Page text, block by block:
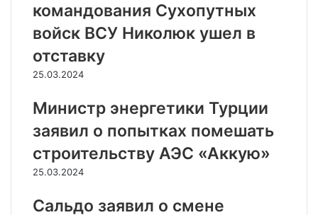
командования Сухопутных
войск ВСУ Николюк ушел в
отставку
25.03.2024
Министр энергетики Турции
заявил о попытках помешать
строительству АЭС «Аккую»
25.03.2024
Сальдо заявил о смене